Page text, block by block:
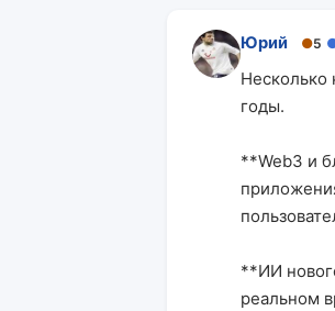
Юрий ●5
Несколько
годы.
**Web3 и
**ИИ
реальном